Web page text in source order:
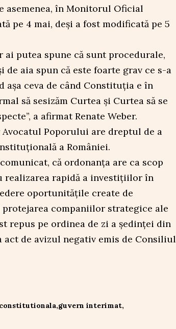
în Monitorul Oficial
pe 4 mai, deși a fost modificată pe 5
ai putea spune că sunt procedurale,
aia spun că este foarte grav ce s-a
așa ceva de când Constituția e în
să sesizăm Curtea și Curtea să se
a afirmat Renate Weber.
Poporului are dreptul de a
a României.
că ordonanța are ca scop
realizarea rapidă a investițiilor în
oportunitățile create de
protejarea companiilor strategice ale
repus pe ordinea de zi a ședinței din
act de avizul negativ emis de Consiliul
guvern interimat